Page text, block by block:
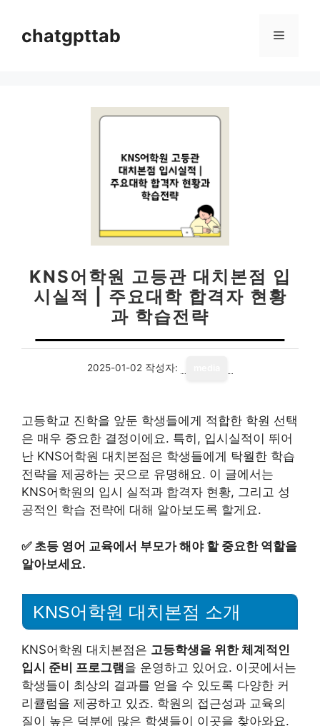
chatgpttab 메
KNS어학원 고등관 대치본점 입
시실적 | 주요대학 합격자 현황
과 학습전략
2025-01-02 작성자:
고등학교 진학을 앞둔 학생들에게 적합한 학원 선택
은 매우 중요한 결정이에요. 특히, 입시실적이 뛰어
난 KNS어학원 대치본점은 학생들에게 탁월한 학습
전략을 제공하는 곳으로 유명해요. 이 글에서는
KNS어학원의 입시 실적과 합격자 현황, 그리고 성
공적인 학습 전략에 대해 알아보도록 할게요.
✅ 초등 영어 교육에서 부모가 해야 할 중요한 역할을
알아보세요.
KNS어학원 대치본점 소개
KNS어학원 대치본점은 고등학생을 위한 체계적인
입시 준비 프로그램을 운영하고 있어요. 이곳에서는
학생들이 최상의 결과를 얻을 수 있도록 다양한 커
리큘럼을 제공하고 있죠. 학원의 접근성과 교육의
질이 높은 덕분에 많은 학생들이 이곳을 찾아와요.